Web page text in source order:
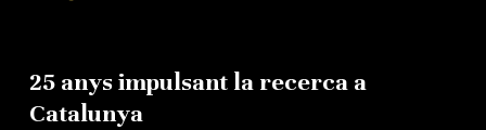
25 anys impulsant la recerca a
Catalunya